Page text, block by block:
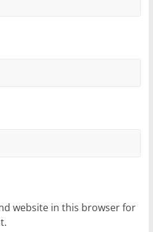
website in this browser for